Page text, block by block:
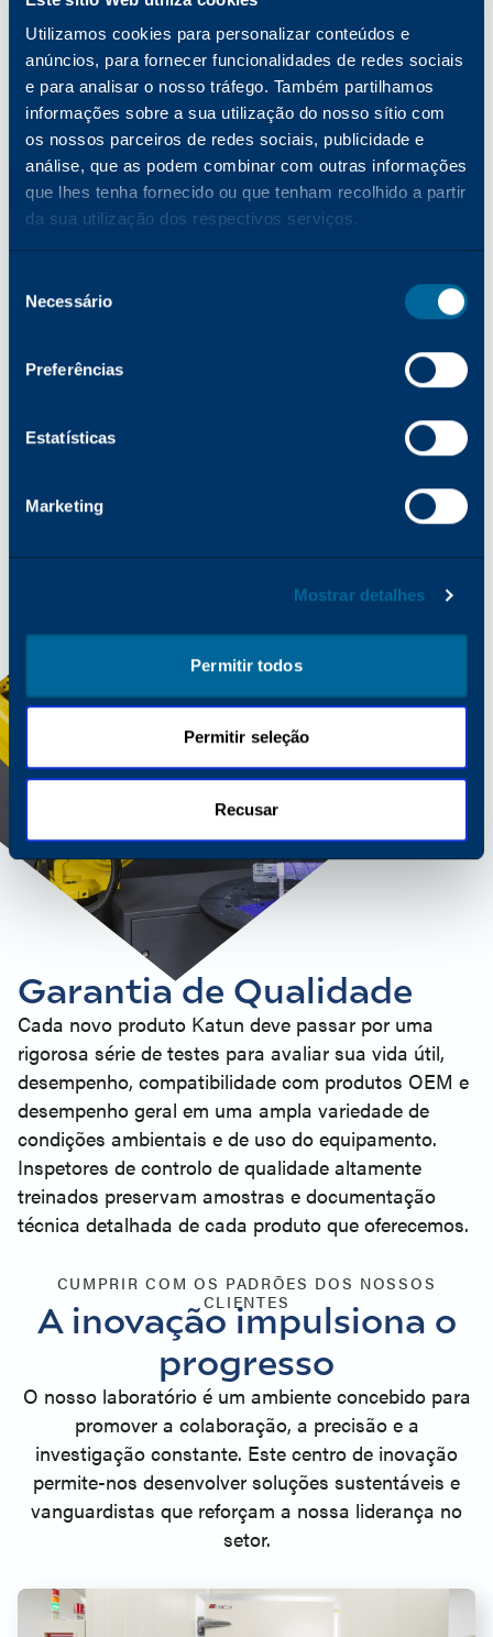
Utilizamos cookies para personalizar conteúdos e
anúncios, para fornecer funcionalidades de redes sociais
e para analisar o nosso tráfego. Também partilhamos
informações sobre a sua utilização do nosso sítio com
os nossos parceiros de redes sociais, publicidade e
análise, que as podem combinar com outras informações
que lhes tenha fornecido ou que tenham recolhido a partir
da sua utilização dos respectivos serviços.
Necessário
Preferências
Estatísticas
Marketing
Mostrar detalhes
Permitir todos
Permitir seleção
Recusar
excecionais
O nosso novo laboratório apresenta as capacidades
tecnológicas excepcionais da Katun, com medições
precisas, simulações ambientais extremas e
análises avançadas para garantir produtos
consistentes e de qualidade superior em todo o
mundo. Cada produto que vendemos é o resultado
de uma meticulosa pesquisa e desenvolvimento.
Com as nossas capacidades de engenharia inversa
de ponta, as nossas equipas de investigação e
críticas necessárias para desenvolver cartuchos,
que proporcionam consistentemente uma qualidade
Garantia de Qualidade
Cada novo produto Katun deve passar por uma
rigorosa série de testes para avaliar sua vida útil,
desempenho, compatibilidade com produtos OEM e
desempenho geral em uma ampla variedade de
condições ambientais e de uso do equipamento.
Inspetores de controlo de qualidade altamente
treinados preservam amostras e documentação
técnica detalhada de cada produto que oferecemos.
CUMPRIR COM OS PADRÕES DOS NOSSOS
CLIENTES
A inovação impulsiona o
progresso
O nosso laboratório é um ambiente concebido para
promover a colaboração, a precisão e a
investigação constante. Este centro de inovação
permite-nos desenvolver soluções sustentáveis e
vanguardistas que reforçam a nossa liderança no
setor.